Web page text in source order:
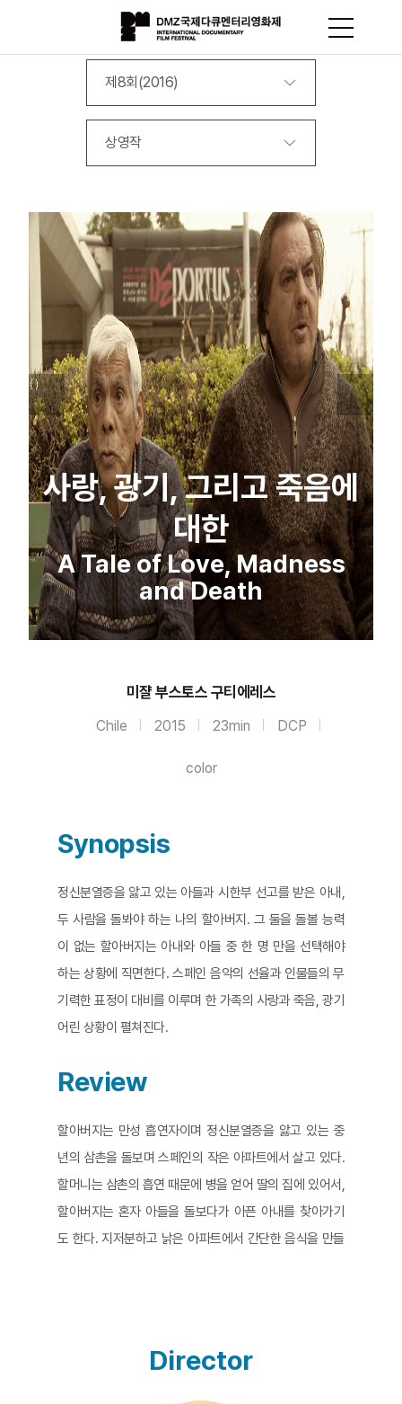
제8회(2016)
상영작
사랑, 광기, 그리고 죽음에
대한
A Tale of Love, Madness
and Death
미쟐 부스토스 구티에레스
Chile 2015 23min DCP
color
Synopsis
정신분열증을 앓고 있는 아들과 시한부 선고를 받은 아내,
두 사람을 돌봐야 하는 나의 할아버지. 그 둘을 돌볼 능력
이 없는 할아버지는 아내와 아들 중 한 명 만을 선택해야
하는 상황에 직면한다. 스페인 음악의 선율과 인물들의 무
기력한 표정이 대비를 이루며 한 가족의 사랑과 죽음, 광기
어린 상황이 펼쳐진다.
Review
할아버지는 만성 흡연자이며 정신분열증을 앓고 있는 중
년의 삼촌을 돌보며 스페인의 작은 아파트에서 살고 있다.
할머니는 삼촌의 흡연 때문에 병을 얻어 딸의 집에 있어서,
할아버지는 혼자 아들을 돌보다가 아픈 아내를 찾아가기
도 한다. 지저분하고 낡은 아파트에서 간단한 음식을 만들
사람 모두를 돌볼 수 없는 할아버지는 아내와 아들 중 선택
해야 하는 기로에 선다.
개인이나 가족의 삶을 담은 사적 다큐멘터리의 장점은 카
Director